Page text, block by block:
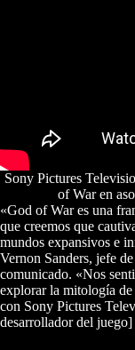
Sony Pictures
of War en
«God of War es una
que creemos que
mundos expansivos e
Vernon Sanders, jefe
comunicado. «Nos
explorar la mitología
con Sony Pictures
desarrollador del